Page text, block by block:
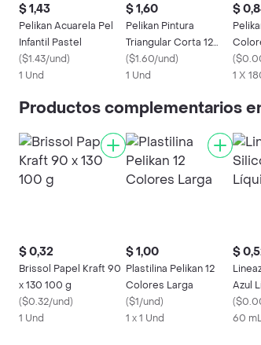
$ 1,43
Pelikan Acuarela Pel
Infantil Pastel
($1.43/und)
1 Und
$ 1,60
Pelikan Pintura
Triangular Corta 12
Colores
($1.60/und)
1 Und
$
(
1 X
Productos complementarios
$ 0,32
Brissol Papel Kraft 90
x 130 100 g
($0.32/und)
1 Und
$ 1,00
Plastilina Pelikan 12
Colores Larga
($1/und)
1 x 1 Und
$
Azul
(
60